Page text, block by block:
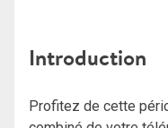
Introduction
Profitez de cette